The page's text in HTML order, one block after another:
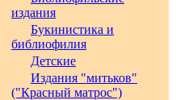
издания
Букинистика и
библиофилия
Детские
Издания "митьков"
("Красный матрос")